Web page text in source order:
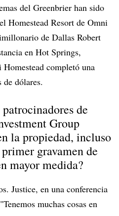
del Greenbrier han sido
Homestead Resort de Omni
de Dallas Robert
en Hot Springs,
completó una
dólares.
de
Group
la propiedad, incluso
gravamen de
mayor medida?
Justice, en una conferencia
muchas cosas en